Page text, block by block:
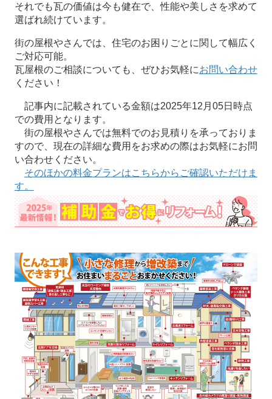
それでも瓦の価値は今も健在で、性能や美しさを求めて
選ばれ続けています。
街の屋根やさんでは、住宅のお困りごとに関して幅広く
ご対応可能。
瓦屋根のご相談についても、ぜひお気軽にお問い合わせ
ください！
記事内に記載されている金額は2025年12月05日時点
での費用となります。
街の屋根やさんでは無料でのお見積りを承っておりま
すので、現在の詳細な費用をお求めの際はお気軽にお問
い合わせください。
そのほかの料金プランはこちらからご確認いただけま
す。